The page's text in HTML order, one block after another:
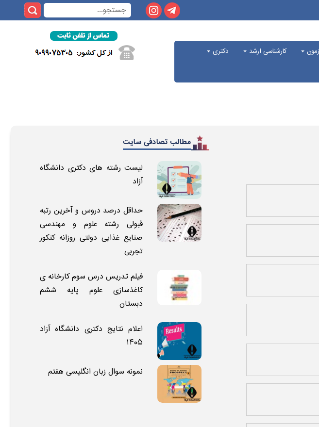
کارشناسی ارشد
دکتری
مطالب تصادفی سایت
لیست رشته های دکتری دانشگاه
آزاد
حداقل درصد دروس و آخرین رتبه
قبولی رشته علوم و مهندسی
صنایع غذایی دولتی روزانه کنکور
تجربی
فیلم تدریس درس سوم کارخانه ی
کاغذسازی علوم پایه ششم
دبستان
اعلام نتایج دکتری دانشگاه آزاد
۱۴۰۵
نمونه سوال زبان انگلیسی هفتم